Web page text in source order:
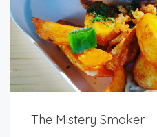
The Mistery Smoker